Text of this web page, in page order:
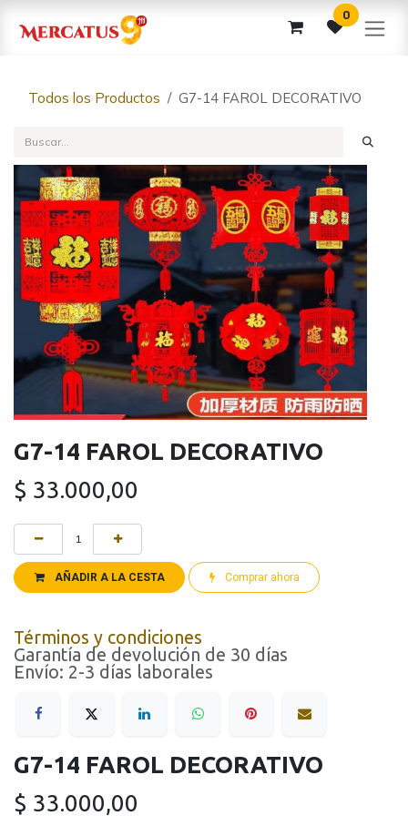
0
Todos los Productos G7-14 FAROL DECORATIVO
G7-14 FAROL DECORATIVO
$ 33.000,00
AÑADIR A LA CESTA Comprar ahora
Términos y condiciones
Garantía de devolución de 30 días
Envío: 2-3 días laborales
G7-14 FAROL DECORATIVO
$ 33.000,00